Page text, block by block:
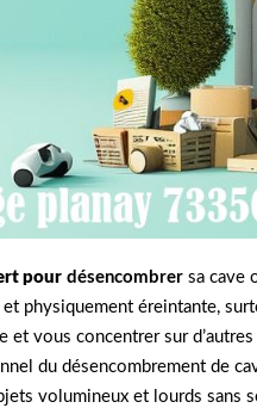
pour désencombrer sa cave
physiquement éreintante,
et vous concentrer sur
du désencombrement de
volumineux et lourds sans